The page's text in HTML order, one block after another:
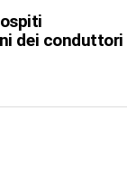
dei conduttori